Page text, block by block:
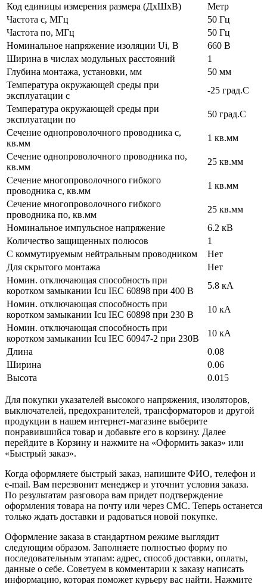
Код единицы измерения размера (ДхШхВ)
Метр
Частота с, МГц
50 Гц
Частота по, МГц
50 Гц
Номинальное напряжение изоляции Ui, В
660 В
Ширина в числах модульных расстояний
1
Глубина монтажа, установки, мм
50 мм
Температура окружающей среды при
эксплуатации с
-25 град.C
Температура окружающей cреды при
эксплуатации по
50 град.C
Сечение однопроволочного проводника с,
кв.мм
1 кв.мм
Сечение однопроволочного проводника по,
кв.мм
25 кв.мм
Сечение многопроволочного гибкого
проводника с, кв.мм
1 кв.мм
Сечение многопроволочного гибкого
проводника по, кв.мм
25 кв.мм
Номинальное импульсное напряжение
6.2 кВ
Количество защищенных полюсов
1
С коммутируемым нейтральным проводником
Нет
Для скрытого монтажа
Нет
Номин. отключающая способность при
коротком замыкании Icu IEC 60898 при 400 В
5.8 кА
Номин. отключающая способность при
коротком замыкании Icu IEC 60898 при 230 В
10 кА
Номин. отключающая способность при
коротком замыкании Icu IEC 60947-2 при 230В
10 кА
Длина
0.08
Ширина
0.06
Высота
0.015
Для покупки указателей высокого напряжения, изоляторов,
выключателей, предохранителей, трансформаторов и другой
продукции в нашем интернет-магазине выберите
понравившийся товар и добавьте его в корзину. Далее
перейдите в Корзину и нажмите на «Оформить заказ» или
«Быстрый заказ».
Когда оформляете быстрый заказ, напишите ФИО, телефон и
e-mail. Вам перезвонит менеджер и уточнит условия заказа.
По результатам разговора вам придет подтверждение
оформления товара на почту или через СМС. Теперь останется
только ждать доставки и радоваться новой покупке.
Оформление заказа в стандартном режиме выглядит
следующим образом. Заполняете полностью форму по
последовательным этапам: адрес, способ доставки, оплаты,
данные о себе. Советуем в комментарии к заказу написать
информацию, которая поможет курьеру вас найти. Нажмите